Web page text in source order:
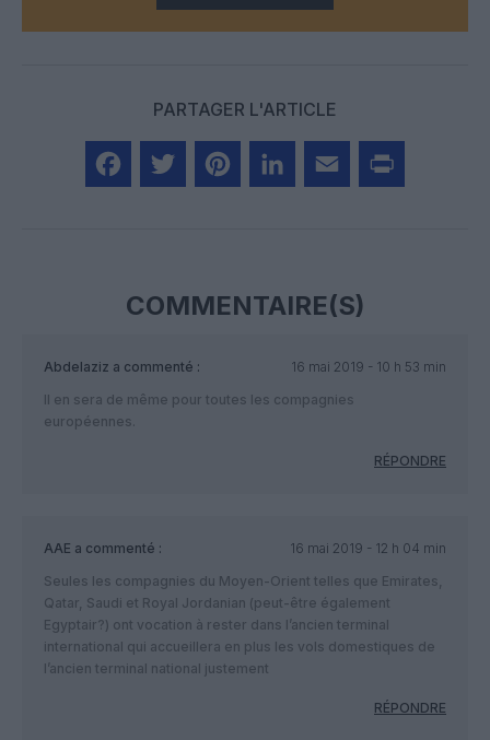
PARTAGER L'ARTICLE
COMMENTAIRE(S)
Abdelaziz a commenté :
16 mai 2019 - 10 h 53 min
Il en sera de même pour toutes les compagnies
européennes.
RÉPONDRE
AAE a commenté :
16 mai 2019 - 12 h 04 min
Seules les compagnies du Moyen-Orient telles que Emirates,
Qatar, Saudi et Royal Jordanian (peut-être également
Egyptair?) ont vocation à rester dans l’ancien terminal
international qui accueillera en plus les vols domestiques de
l’ancien terminal national justement
RÉPONDRE